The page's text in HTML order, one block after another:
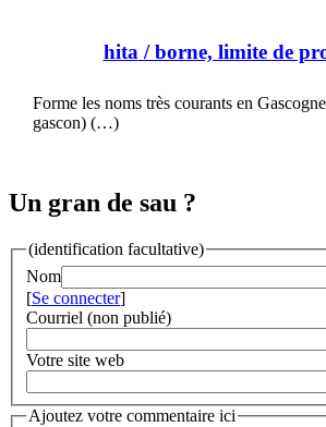
hita / borne, limite de
Forme les noms très courants en
gascon) (…)
Un gran de sau ?
(identification facultative)
Nom
[Se connecter]
Courriel (non publié)
Votre site web
Ajoutez votre commentaire ici